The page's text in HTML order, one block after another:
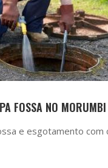
FOSSA NO MORUMBI
e esgotamento com